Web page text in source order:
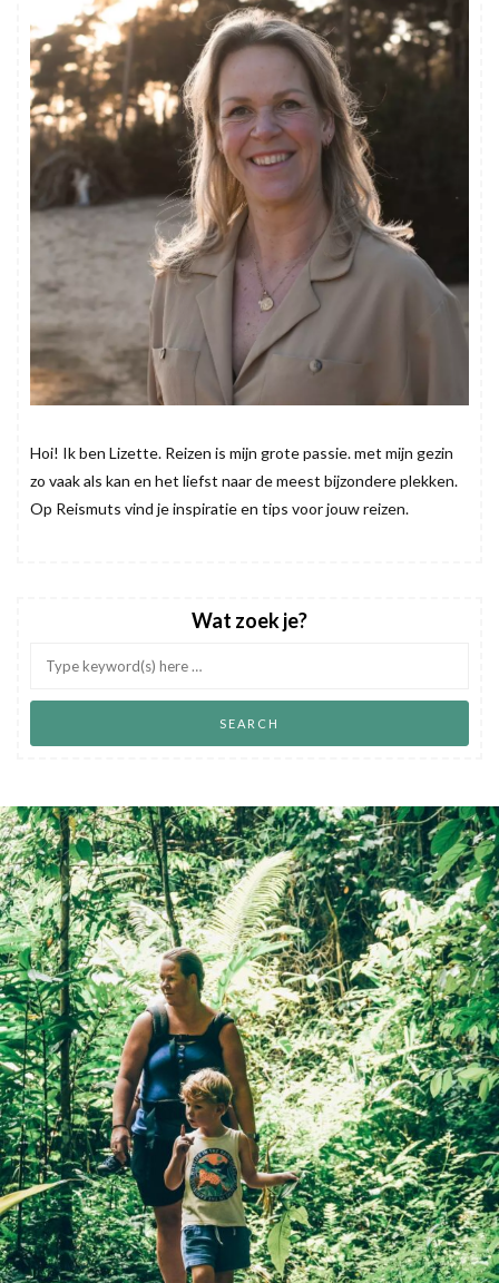
Hoi! Ik ben Lizette. Reizen is mijn grote passie. met mijn gezin
zo vaak als kan en het liefst naar de meest bijzondere plekken.
Op Reismuts vind je inspiratie en tips voor jouw reizen.
Wat zoek je?